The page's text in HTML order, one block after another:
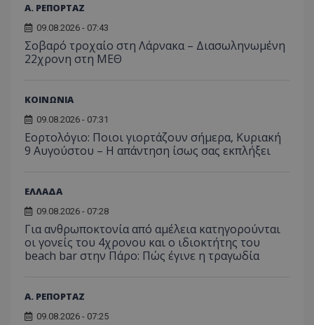
Α. ΡΕΠΟΡΤΑΖ
09.08.2026 - 07:43
Σοβαρό τροχαίο στη Λάρνακα – Διασωληνωμένη
22χρονη στη ΜΕΘ
ΚΟΙΝΩΝΙΑ
09.08.2026 - 07:31
Εορτολόγιο: Ποιοι γιορτάζουν σήμερα, Κυριακή
9 Αυγούστου – Η απάντηση ίσως σας εκπλήξει
ΕΛΛΑΔΑ
09.08.2026 - 07:28
Για ανθρωποκτονία από αμέλεια κατηγορούνται
οι γονείς του 4χρονου και ο ιδιοκτήτης του
beach bar στην Πάρο: Πώς έγινε η τραγωδία
Α. ΡΕΠΟΡΤΑΖ
09.08.2026 - 07:25